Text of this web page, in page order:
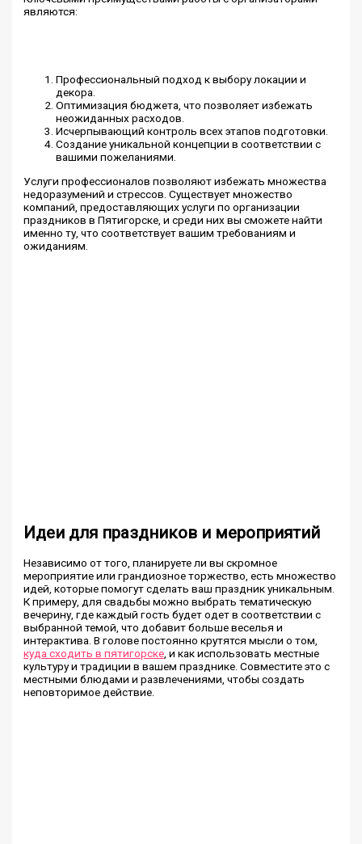
являются:
Профессиональный подход к выбору локации и
декора.
Оптимизация бюджета, что позволяет избежать
неожиданных расходов.
Исчерпывающий контроль всех этапов подготовки.
Создание уникальной концепции в соответствии с
вашими пожеланиями.
Услуги профессионалов позволяют избежать множества
недоразумений и стрессов. Существует множество
компаний, предоставляющих услуги по организации
праздников в Пятигорске, и среди них вы сможете найти
именно ту, что соответствует вашим требованиям и
ожиданиям.
Идеи для праздников и мероприятий
Независимо от того, планируете ли вы скромное
мероприятие или грандиозное торжество, есть множество
идей, которые помогут сделать ваш праздник уникальным.
К примеру, для свадьбы можно выбрать тематическую
вечерину, где каждый гость будет одет в соответствии с
выбранной темой, что добавит больше веселья и
интерактива. В голове постоянно крутятся мысли о том,
куда сходить в пятигорске , и как использовать местные
культуру и традиции в вашем празднике. Совместите это с
местными блюдами и развлечениями, чтобы создать
неповторимое действие.